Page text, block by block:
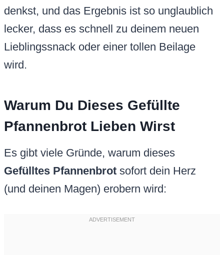
denkst, und das Ergebnis ist so unglaublich
lecker, dass es schnell zu deinem neuen
Lieblingssnack oder einer tollen Beilage
wird.
Warum Du Dieses Gefüllte
Pfannenbrot Lieben Wirst
Es gibt viele Gründe, warum dieses
Gefülltes Pfannenbrot sofort dein Herz
(und deinen Magen) erobern wird: